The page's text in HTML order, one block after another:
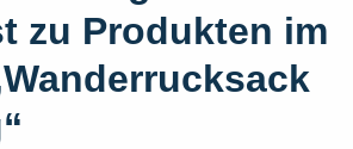
zu Produkten im